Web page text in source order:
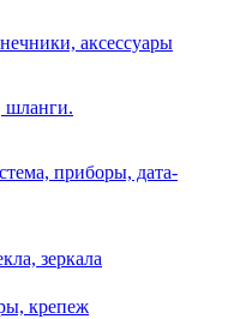
аксессуары
приборы, дата-
зеркала
крепеж